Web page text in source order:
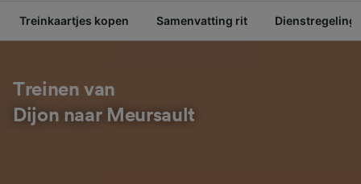
Treinkaartjes kopen Samenvatting rit Dienstregeling
Treinen van
Dijon naar Meursault